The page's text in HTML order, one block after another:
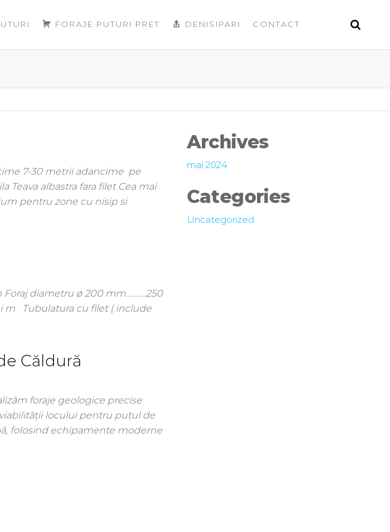
FORAJE PUTURI PRET DENISIPARI CONTACT
7-30 metrii adancime pe
albastra fara filet Cea mai
pentru zone cu nisip si
Foraj diametru ø 200 mm……….250
m Tubulatura cu filet ( include
Căldură
foraje geologice precise
locului pentru puțul de
folosind echipamente moderne
Archives
mai 2024
Categories
Uncategorized